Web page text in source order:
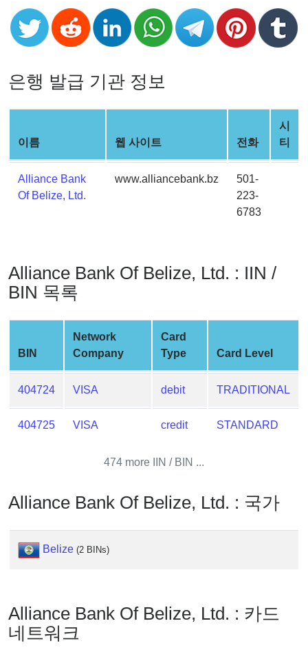
BIN
CC
Generator
Banks
Credit
Validator
Credit
Card
Generator
Generator
Generate
from
BIN
Credit
Checker
Service
My
Address
IP
BIN
은행 발급 기관 정보
이름 웹 사이트 전화
시
티
Alliance Bank
Of Belize, Ltd.
www.alliancebank.bz
501-
223-
6783
Alliance Bank Of Belize, Ltd. : IIN /
BIN 목록
BIN
Network
Company
Card
Type
Card Level
404724 VISA debit TRADITIONAL
404725 VISA credit STANDARD
474 more IIN / BIN ...
Alliance Bank Of Belize, Ltd. : 국가
Belize (2 BINs)
Alliance Bank Of Belize, Ltd. : 카드
네트워크